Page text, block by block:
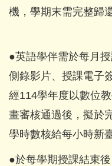
機，學期末需完整歸還
●英語學伴需於每月
側錄影片、授課電子
經114學年度以數位
畫審核通過後，擬於
學時數核給每小時新
●於每學期授課結束